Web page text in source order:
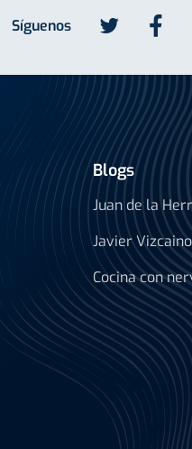
Síguenos
Blogs
Juan de la
Javier Vizcaino
Cocina con